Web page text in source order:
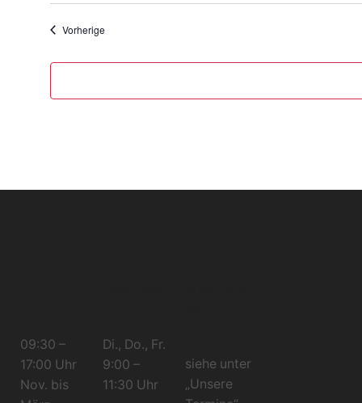
VorherigeVeranstaltungen
09:30 –
17:00 Uhr
Nov. bis
Di., Do., Fr.
9:00 –
11:30 Uhr
siehe unter
„Unsere